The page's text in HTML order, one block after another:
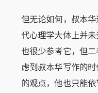
但无论如何，叔本
代心理学大体上并未
也很少参考它，但
虑到叔本华写作的
的观点，他也只能依